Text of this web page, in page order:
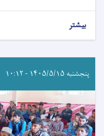
بیشتر
پنجشنبه ۱۴۰۵/۵/۱۵ - ۱۰:۱۲